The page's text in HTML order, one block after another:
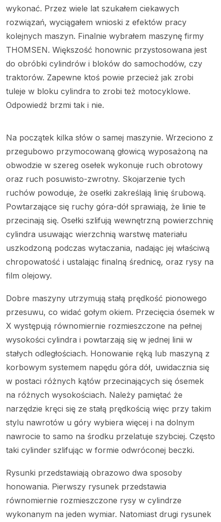
wykonać. Przez wiele lat szukałem ciekawych
rozwiązań, wyciągałem wnioski z efektów pracy
kolejnych maszyn. Finalnie wybrałem maszynę firmy
THOMSEN. Większość honownic przystosowana jest
do obróbki cylindrów i bloków do samochodów, czy
traktorów. Zapewne ktoś powie przecież jak zrobi
tuleje w bloku cylindra to zrobi też motocyklowe.
Odpowiedź brzmi tak i nie.
Na początek kilka słów o samej maszynie. Wrzeciono z
przegubowo przymocowaną głowicą wyposażoną na
obwodzie w szereg osełek wykonuje ruch obrotowy
oraz ruch posuwisto-zwrotny. Skojarzenie tych
ruchów powoduje, że osełki zakreślają linię śrubową.
Powtarzające się ruchy góra-dół sprawiają, że linie te
przecinają się. Osełki szlifują wewnętrzną powierzchnię
cylindra usuwając wierzchnią warstwę materiału
uszkodzoną podczas wytaczania, nadając jej właściwą
chropowatość i ustalając finalną średnicę, oraz rysy na
film olejowy.
Dobre maszyny utrzymują stałą prędkość pionowego
przesuwu, co widać gołym okiem. Przecięcia ósemek w
X występują równomiernie rozmieszczone na pełnej
wysokości cylindra i powtarzają się w jednej linii w
stałych odległościach. Honowanie ręką lub maszyną z
korbowym systemem napędu góra dół, uwidacznia się
w postaci różnych kątów przecinających się ósemek
na różnych wysokościach. Należy pamiętać że
narzędzie kręci się ze stałą prędkością więc przy takim
stylu nawrotów u góry wybiera więcej i na dolnym
nawrocie to samo na środku przelatuje szybciej. Często
taki cylinder szlifując w formie odwróconej beczki.
Rysunki przedstawiają obrazowo dwa sposoby
honowania. Pierwszy rysunek przedstawia
równomiernie rozmieszczone rysy w cylindrze
wykonanym na jeden wymiar. Natomiast drugi rysunek